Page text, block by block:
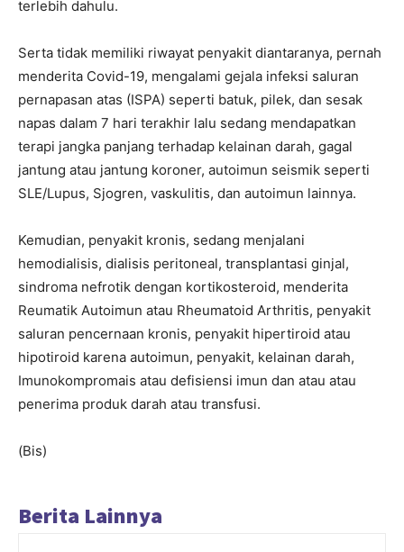
terlebih dahulu.
Serta tidak memiliki riwayat penyakit diantaranya, pernah
menderita Covid-19, mengalami gejala infeksi saluran
pernapasan atas (ISPA) seperti batuk, pilek, dan sesak
napas dalam 7 hari terakhir lalu sedang mendapatkan
terapi jangka panjang terhadap kelainan darah, gagal
jantung atau jantung koroner, autoimun seismik seperti
SLE/Lupus, Sjogren, vaskulitis, dan autoimun lainnya.
Kemudian, penyakit kronis, sedang menjalani
hemodialisis, dialisis peritoneal, transplantasi ginjal,
sindroma nefrotik dengan kortikosteroid, menderita
Reumatik Autoimun atau Rheumatoid Arthritis, penyakit
saluran pencernaan kronis, penyakit hipertiroid atau
hipotiroid karena autoimun, penyakit, kelainan darah,
Imunokompromais atau defisiensi imun dan atau atau
penerima produk darah atau transfusi.
(Bis)
Berita Lainnya